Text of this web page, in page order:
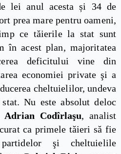
lei anul acesta și 34 de
prea mare pentru oameni,
ce tăierile la stat sunt
în acest plan, majoritatea
deficitului vine din
economiei private şi a
cheltuielilor, undeva
Nu este absolut deloc
Adrian Codîrlaşu, analist
ca primele tăieri să fie
şi cheltuielile